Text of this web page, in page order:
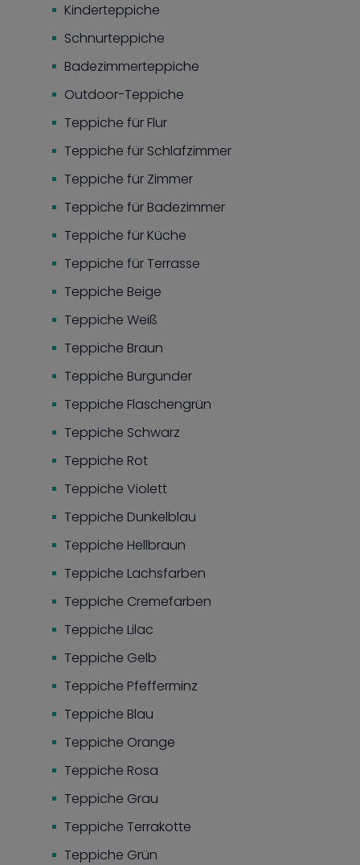
Kinderteppiche
Schnurteppiche
Badezimmerteppiche
Outdoor-Teppiche
Teppiche für Flur
Teppiche für Schlafzimmer
Teppiche für Zimmer
Teppiche für Badezimmer
Teppiche für Küche
Teppiche für Terrasse
Teppiche Beige
Teppiche Weiß
Teppiche Braun
Teppiche Burgunder
Teppiche Flaschengrün
Teppiche Schwarz
Teppiche Rot
Teppiche Violett
Teppiche Dunkelblau
Teppiche Hellbraun
Teppiche Lachsfarben
Teppiche Cremefarben
Teppiche Lilac
Teppiche Gelb
Teppiche Pfefferminz
Teppiche Blau
Teppiche Orange
Teppiche Rosa
Teppiche Grau
Teppiche Terrakotte
Teppiche Grün